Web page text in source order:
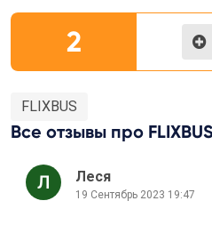
2
FLIXBUS
Все отзывы про
Леся
19 Сентябрь 2023 19:47